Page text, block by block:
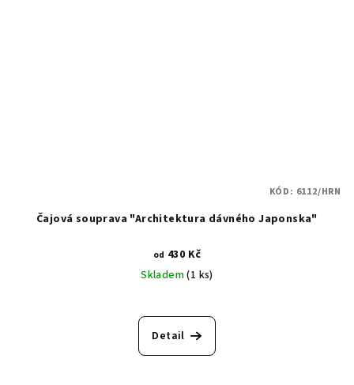
Čajová souprava "Architektura dávného Japonska"
od 430 Kč
Skladem(1 ks)
Detail
KÓD: 6112/HRN